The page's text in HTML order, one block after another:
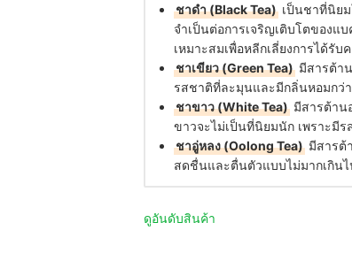
ชาดำ (Black Tea) เป็นชาที่นิย
จำเป็นต่อการเจริญเติบโตของ
เหมาะสมเพื่อหลีกเลี่ยงการได้รับ
ชาเขียว (Green Tea) มีสารต้า
รสชาติที่ละมุนและมีกลิ่นหอมกว่
ชาขาว (White Tea) มีสารต้าน
ขาวจะไม่เป็นที่นิยมนัก เพราะมี
ชาอู่หลง (Oolong Tea) มีสารต้
สดชื่นและตื่นตัวแบบไม่มากเกิน
ดูอันดับสินค้า